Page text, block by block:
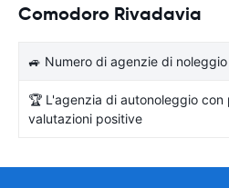
Comodoro Rivadavia
🚙 Numero di agenzie di noleggio
🏆 L'agenzia di autonoleggio con
valutazioni positive